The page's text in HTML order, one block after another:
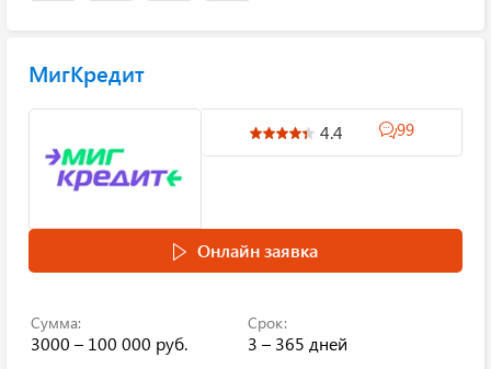
МигКредит
4.4 99
Онлайн заявка
Сумма:
3000 – 100 000 руб.
Срок:
3 – 365 дней